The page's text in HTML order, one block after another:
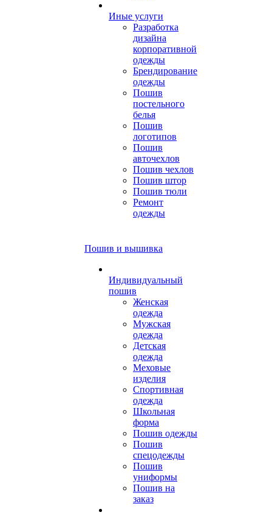
Иные услуги
Разработка
дизайна
корпоративной
одежды
Брендирование
одежды
Пошив
постельного
белья
Пошив
логотипов
Пошив
авточехлов
Пошив чехлов
Пошив штор
Пошив тюли
Ремонт
одежды
Пошив и вышивка
Индивидуальный
пошив
Женская
одежда
Мужская
одежда
Детская
одежда
Меховые
изделия
Спортивная
одежда
Школьная
форма
Пошив одежды
Пошив
спецодежды
Пошив
униформы
Пошив на
заказ